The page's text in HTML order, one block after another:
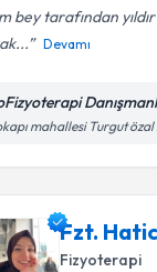
bey tarafından
Devamı
mahallesi Turgut
Fzt.
Fizyoterapi